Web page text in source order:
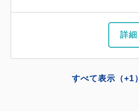
詳細
すべて表示（+1）